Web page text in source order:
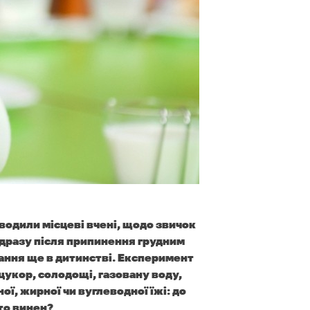
місцеві вчені, щодо звичок
після припинення грудним
ще в дитинстві.Експеримент
солодощі, газовану воду,
жирної чи вуглеводної їжі: до